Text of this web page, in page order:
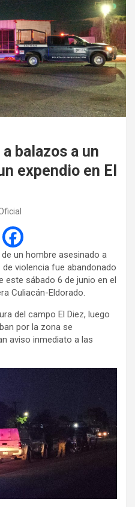
balazos a un
expendio en El
un hombre asesinado a
violencia fue abandonado
este sábado 6 de junio en el
Culiacán-Eldorado.
del campo El Diez, luego
por la zona se
aviso inmediato a las